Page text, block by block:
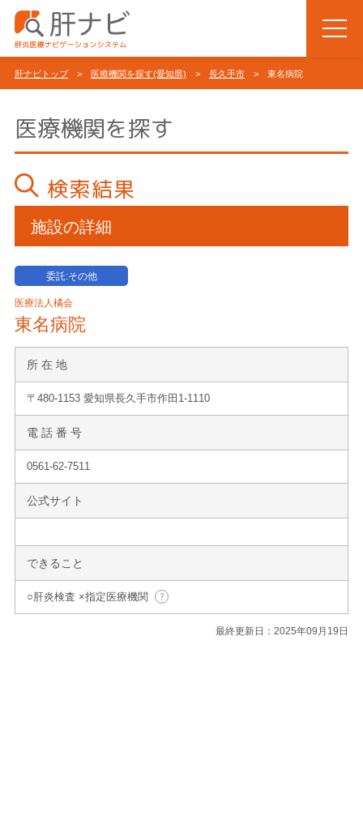
肝ナビトップ> 医療機関を探す(愛知県) > 長久手市 > 東名病院
医療機関を探す
検索結果
施設の詳細
委託:その他
医療法人橘会
東名病院
所 在 地
〒480-1153 愛知県長久手市作田1-1110
電 話 番 号
0561-62-7511
公式サイト
できること
○肝炎検査 ×指定医療機関
最終更新日：2025年09月19日